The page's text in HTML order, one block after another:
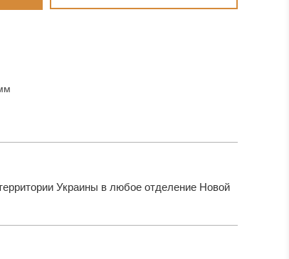
Украины в любое отделение Новой